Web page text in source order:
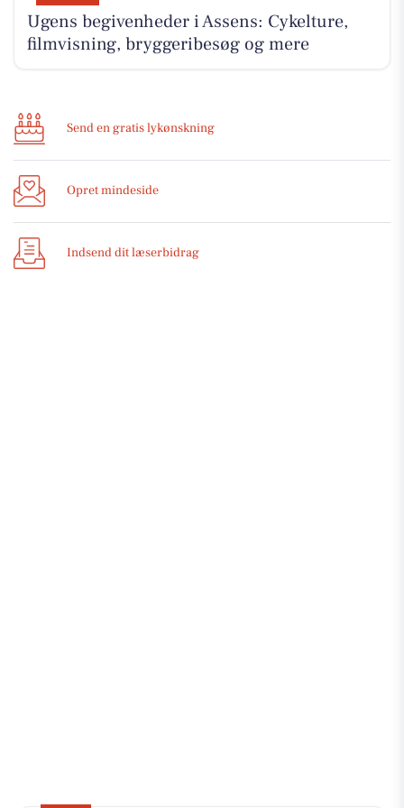
Ugens begivenheder i Assens: Cykelture,
filmvisning, bryggeribesøg og mere
Send en gratis lykønskning
Opret mindeside
Indsend dit læserbidrag